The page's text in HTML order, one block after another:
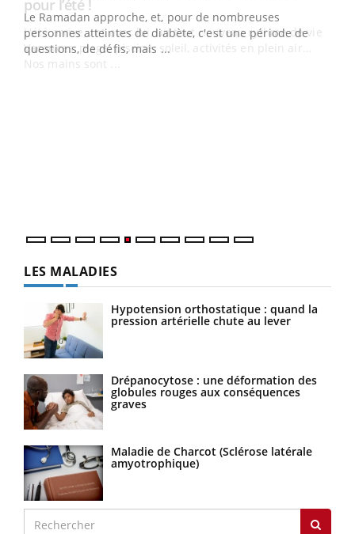
Le Ramadan approche, et, pour de nombreuses
personnes atteintes de diabète, c'est une période de
questions, de défis, mais ...
LES MALADIES
Hypotension orthostatique : quand la
pression artérielle chute au lever
Drépanocytose : une déformation des
globules rouges aux conséquences
graves
Maladie de Charcot (Sclérose latérale
amyotrophique)